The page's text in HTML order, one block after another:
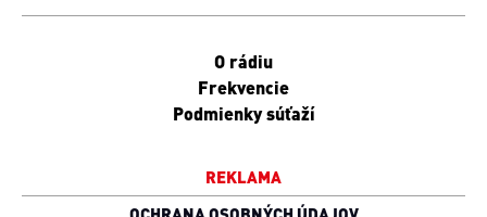
O rádiu
Frekvencie
Podmienky súťaží
REKLAMA